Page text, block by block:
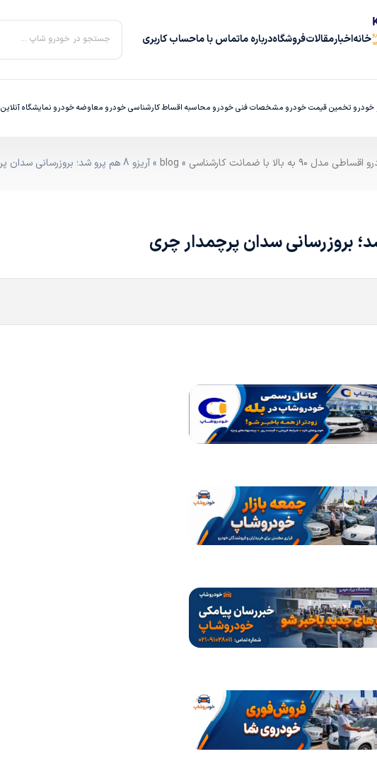
خانهاخبارمقالاتفروشگاهدرباره‌ ماتماس با ماحساب کاربری جستجو در خودرو شاپ ...
خودرو تخمین قیمت خودرو مشخصات فنی خودرو محاسبه اقساطکارشناسی خودرو معاوضه خودرو نمایشگاه آنلاین
با ضمانت کارشناسی »
blog » آریزو 8 هم پرو شد؛ بروزرسانی سدان پرچمدار چری